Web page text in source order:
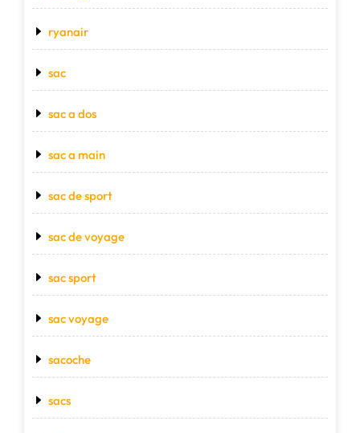
ryanair
sac
sac a dos
sac a main
sac de sport
sac de voyage
sac sport
sac voyage
sacoche
sacs